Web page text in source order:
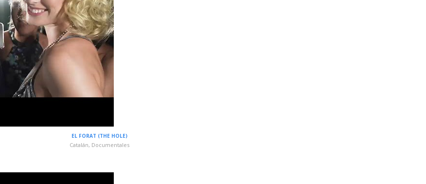
EL FORAT (THE HOLE)
Catalán, Documentales